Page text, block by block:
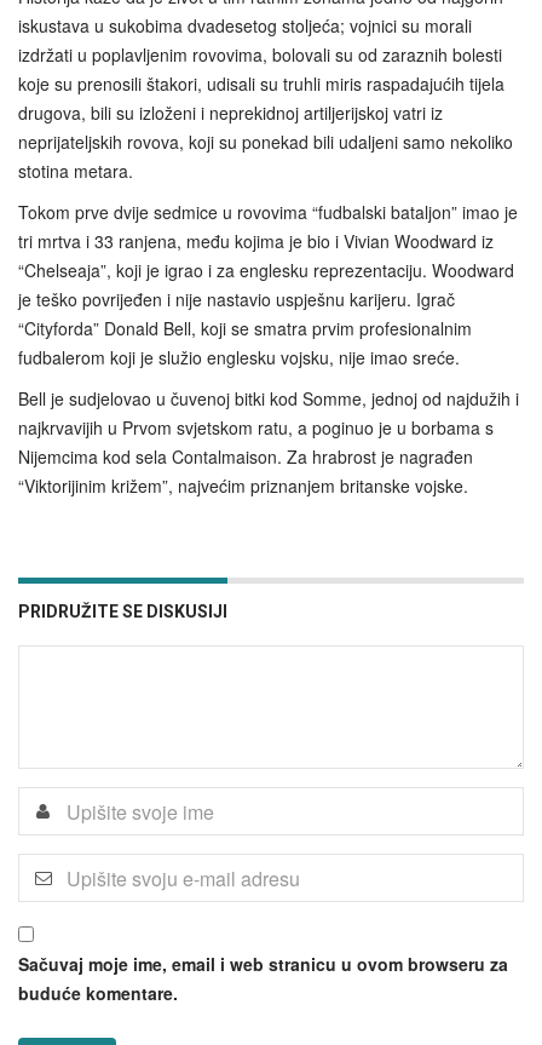
iskustava u sukobima dvadesetog stoljeća; vojnici su morali
izdržati u poplavljenim rovovima, bolovali su od zaraznih bolesti
koje su prenosili štakori, udisali su truhli miris raspadajućih tijela
drugova, bili su izloženi i neprekidnoj artiljerijskoj vatri iz
neprijateljskih rovova, koji su ponekad bili udaljeni samo nekoliko
stotina metara.
Tokom prve dvije sedmice u rovovima “fudbalski bataljon” imao je
tri mrtva i 33 ranjena, među kojima je bio i Vivian Woodward iz
“Chelseaja”, koji je igrao i za englesku reprezentaciju. Woodward
je teško povrijeđen i nije nastavio uspješnu karijeru. Igrač
“Cityforda” Donald Bell, koji se smatra prvim profesionalnim
fudbalerom koji je služio englesku vojsku, nije imao sreće.
Bell je sudjelovao u čuvenoj bitki kod Somme, jednoj od najdužih i
najkrvavijih u Prvom svjetskom ratu, a poginuo je u borbama s
Nijemcima kod sela Contalmaison. Za hrabrost je nagrađen
“Viktorijinim križem”, najvećim priznanjem britanske vojske.
PRIDRUŽITE SE DISKUSIJI
Sačuvaj moje ime, email i web stranicu u ovom browseru za
buduće komentare.